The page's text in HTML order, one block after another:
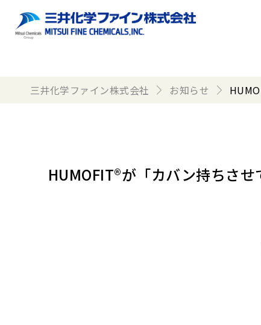
三井化学ファイン株式会社 お知らせ
HUMOFIT®が「カバン持ちさせ